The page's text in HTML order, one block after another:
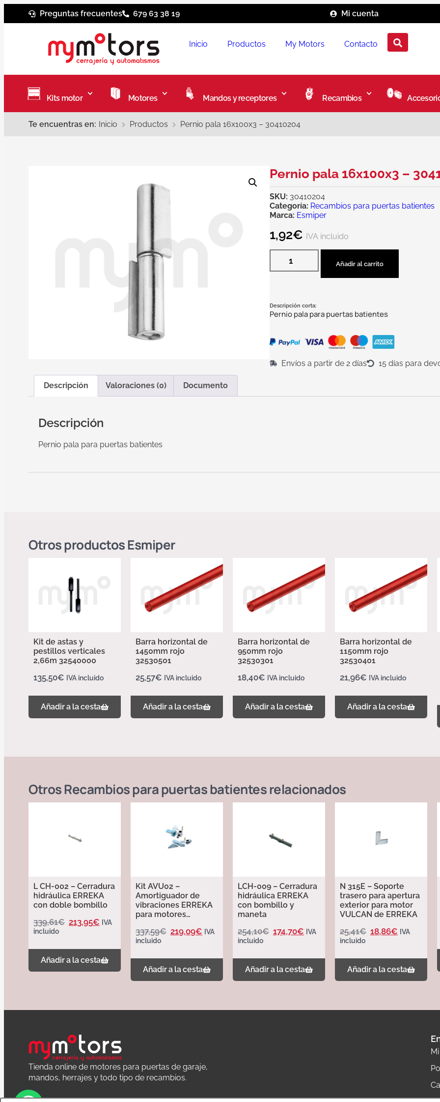
Preguntas frecuentes 679 63 38 19 Mi cuenta
Inicio Productos My Motors Contacto
Kits motor Motores Mandos y receptores Recambios
Te encuentras en: Inicio Productos Pernio pala 16x100x3 – 30410204
Pernio pala 16x100x3 –
SKU: 30410204
Categoría: Recambios para puertas batientes
Marca: Esmiper
1,92€ IVA incluido
Añadir al carrito
Descripción corta:
Pernio pala para puertas batientes
Envíos a partir de 2 días 15 días para
Descripción Valoraciones (0) Documento
Descripción
Pernio pala para puertas batientes
Otros productosEsmiper
Kit de astas y
pestillos verticales
2,66m 32540000
135,50€ IVA incluido
Añadir a la cesta
Barra horizontal de
1450mm rojo
32530501
25,57€ IVA incluido
Añadir a la cesta
Barra horizontal de
950mm rojo
32530301
18,40€ IVA incluido
Añadir a la cesta
Barra horizontal de
1150mm rojo
32530401
21,96€ IVA incluido
Añadir a la cesta
OtrosRecambios para puertas batientesrelacionados
L CH-002 – Cerradura
hidráulica ERREKA
con doble bombillo
339,61€ 213,95€ IVA
incluido
Añadir a la cesta
Kit AVU02 –
Amortiguador de
vibraciones ERREKA
para motores
337,59€ 219,09€ IVA
incluido
Añadir a la cesta
LCH-009 – Cerradura
hidráulica ERREKA
con bombillo y
maneta
254,10€ 174,70€ IVA
incluido
Añadir a la cesta
N 315E – Soporte
trasero para apertura
exterior para motor
VULCAN de ERREKA
25,41€ 18,86€ IVA
incluido
Añadir a la cesta
Tienda online de motores para puertas de garaje,
mandos, herrajes y todo tipo de recambios.